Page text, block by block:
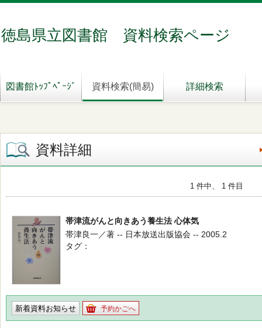
徳島県立図書館 資料検索ページ
図書館ﾄｯﾌﾟﾍﾟｰｼﾞ 資料検索(簡易) 詳細検索
資料詳細
1 件中、 1 件目
帯津流がんと向きあう養生法 心体気
帯津良一／著 -- 日本放送出版協会 -- 2005.2
タグ
新着資料お知らせ 予約かごへ